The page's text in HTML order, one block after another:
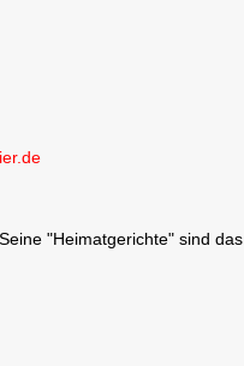
"Heimatgerichte" sind das